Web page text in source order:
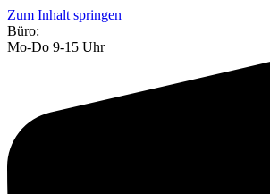
Zum Inhalt springen
Büro:
Mo-Do 9-15 Uhr